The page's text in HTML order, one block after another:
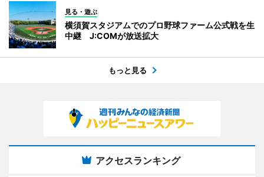
見る・遊ぶ
横須賀スタジアムでのプロ野球ファーム公式戦を生
中継 J:COMが放送拡大
もっと見る
アクセスランキング